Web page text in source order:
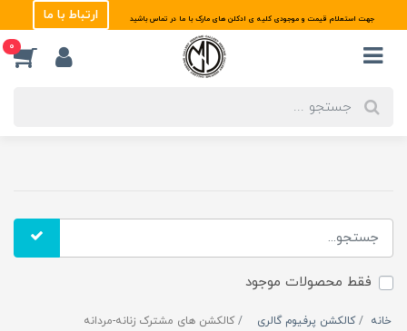
جهت استعلام قیمت و موجودی کلیه ی ادکلن های مارک با ما در تماس باشید ارتباط با ما
0
فقط محصولات موجود
خانه کالکشن پرفیوم گالری کالکشن های مشترک زنانه-مردانه